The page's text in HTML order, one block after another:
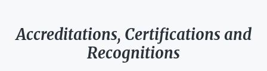
Accreditations, Certifications and
Recognitions